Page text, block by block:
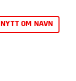
NYTT OM NAVN